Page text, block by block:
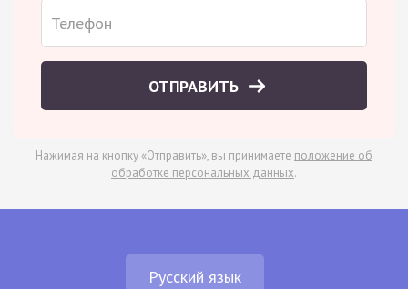
ОТПРАВИТЬ
Нажимая на кнопку «Отправить», вы принимаете положение об
обработке персональных данных.
Русский язык